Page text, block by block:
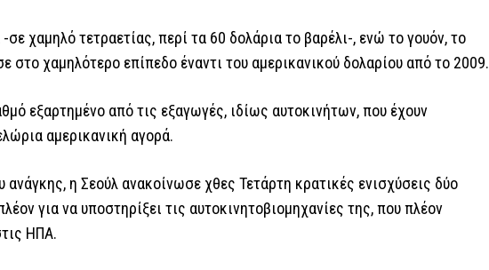
σε χαμηλό τετραετίας, περί τα 60 δολάρια το βαρέλι-, ενώ το γουόν, το
στο χαμηλότερο επίπεδο έναντι του αμερικανικού δολαρίου από το 2009.
εξαρτημένο από τις εξαγωγές, ιδίως αυτοκινήτων, που έχουν
αμερικανική αγορά.
η Σεούλ ανακοίνωσε χθες Τετάρτη κρατικές ενισχύσεις δύο
για να υποστηρίξει τις αυτοκινητοβιομηχανίες της, που πλέον
ΗΠΑ.